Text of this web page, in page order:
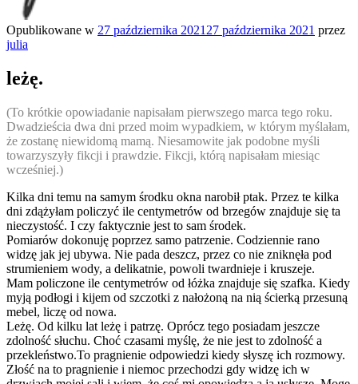
julia rozumek
o życiu i szukaniu w nim szczęścia
Opublikowane w 27 października 2021 27 października 2021 przez
julia
leżę.
(To krótkie opowiadanie napisałam pierwszego marca tego roku.
Dwadzieścia dwa dni przed moim wypadkiem, w którym myślałam,
że zostanę niewidomą mamą. Niesamowite jak podobne myśli
towarzyszyły fikcji i prawdzie. Fikcji, którą napisałam miesiąc
wcześniej.)
Kilka dni temu na samym środku okna narobił ptak. Przez te kilka
dni zdążyłam policzyć ile centymetrów od brzegów znajduje się ta
nieczystość. I czy faktycznie jest to sam środek.
Pomiarów dokonuję poprzez samo patrzenie. Codziennie rano
widzę jak jej ubywa. Nie pada deszcz, przez co nie zniknęła pod
strumieniem wody, a delikatnie, powoli twardnieje i kruszeje.
Mam policzone ile centymetrów od łóżka znajduje się szafka. Kiedy
myją podłogi i kijem od szczotki z nałożoną na nią ścierką przesuną
mebel, liczę od nowa.
Leżę. Od kilku lat leżę i patrzę. Oprócz tego posiadam jeszcze
zdolność słuchu. Choć czasami myślę, że nie jest to zdolność a
przekleństwo.To pragnienie odpowiedzi kiedy słyszę ich rozmowy.
Złość na to pragnienie i niemoc przechodzi gdy widzę ich w